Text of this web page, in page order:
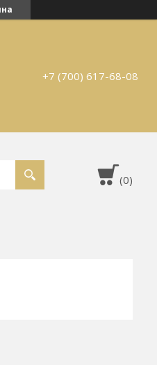
+7 (700) 617-68-08